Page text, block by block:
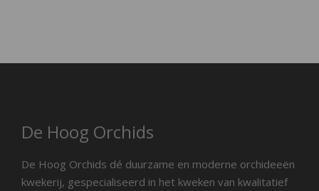
De Hoog Orchids
De Hoog Orchids dé duurzame en moderne orchideeën
kwekerij, gespecialiseerd in het kweken van kwalitatief